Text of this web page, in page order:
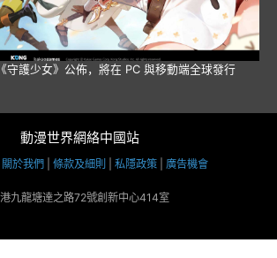
守護少女》公佈，將在 PC 與移動端全球發行
動漫世界網絡中國站
關於我們 條款及細則 私隱政策 廣告機會
九龍塘達之路72號創新中心414室